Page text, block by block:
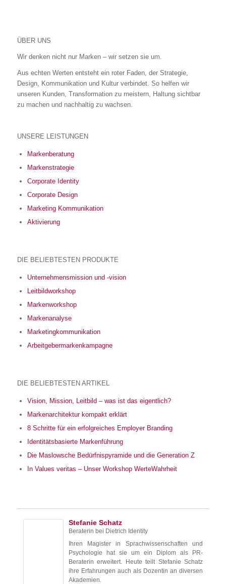
ÜBER UNS
Wir denken nicht nur Marken – wir setzen sie um.
Aus echten Werten entsteht ein roter Faden, der Strategie,
Design, Kommunikation und Kultur verbindet. So helfen wir
unseren Kunden, Transformation zu meistern, Haltung sichtbar
zu machen und nachhaltig zu wachsen.
UNSERE LEISTUNGEN
Markenberatung
Markenstrategie
Corporate Identity
Corporate Design
Marketing Kommunikation
Aktivierung
DIE BELIEBTESTEN PRODUKTE
Unternehmensmission und -vision
Leitbildworkshop
Markenworkshop
Markenanalyse
Marketingkommunikation
Arbeitgebermarkenkampagne
DIE BELIEBTESTEN ARTIKEL
Vision, Mission, Leitbild – was ist das eigentlich?
Markenarchitektur kompakt erklärt
8 Schritte für ein erfolgreiches Employer Branding
Identitätsbasierte Markenführung
Die Maslowsche Bedürfnispyramide und die Generation Z
In Values veritas – Unser Workshop WerteWahrheit
Stefanie Schatz
Beraterin bei Dietrich Identity
Ihren Magister in Sprachwissenschaften und
Psychologie hat sie um ein Diplom als PR-
Beraterin erweitert. Heute teilt Stefanie Schatz
ihre Erfahrungen auch als Dozentin an diversen
Akademien.